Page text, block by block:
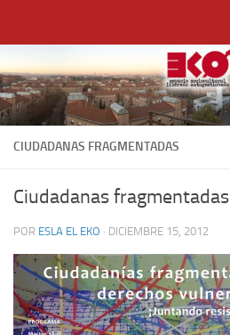
CIUDADANAS FRAGMENTADAS
Ciudadanas fragmentadas
POR ESLA EL EKO · DICIEMBRE 15, 2012